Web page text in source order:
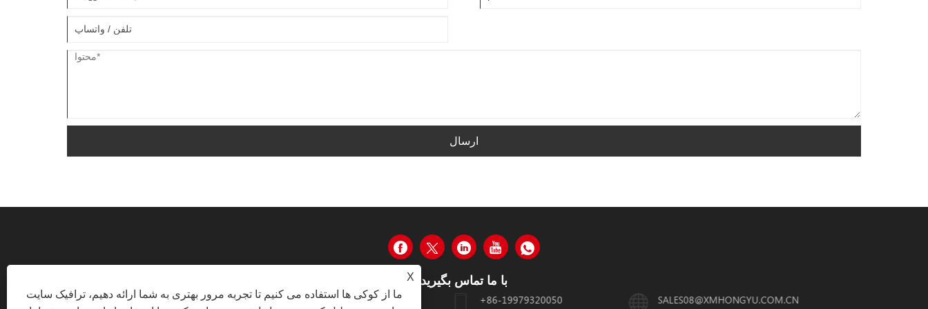
ارسال
با ما تماس بگیرید
جاده TONGZHONG ، منطقه TONGAN ، XIAMEN ، چین +86-19979320050 SALES08@XMHONGYU.COM.CN
X
ما از کوکی ها استفاده می کنیم تا تجربه مرور بهتری به شما ارائه دهیم، ترافیک سایت